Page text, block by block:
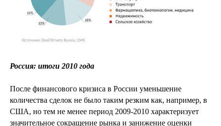
Россия: итоги 2010 года
После финансового кризиса в России уменьшение
количества сделок не было таким резким как, например, в
США, но тем не менее период 2009-2010 характеризует
значительное сокращение рынка и занижение оценки